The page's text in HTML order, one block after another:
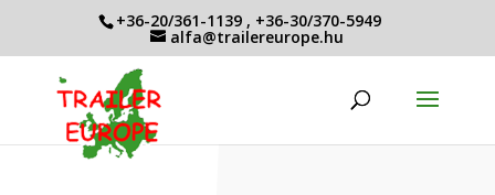
+36-20/361-1139 , +36-30/370-5949
alfa@trailereurope.hu